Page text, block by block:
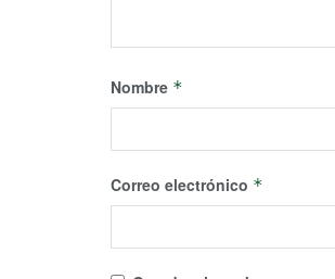
Nombre *
Correo electrónico *